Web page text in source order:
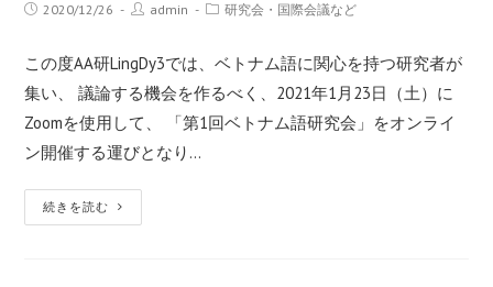
2020/12/26 admin 研究会・国際会議など
この度AA研LingDy3では、ベトナム語に関心を持つ研究者が
集い、 議論する機会を作るべく、2021年1月23日（土）に
Zoomを使用して、 「第1回ベトナム語研究会」をオンライ
ン開催する運びとなり…
続きを読む